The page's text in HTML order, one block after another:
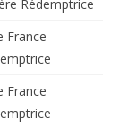
Rédemptrice
France
France